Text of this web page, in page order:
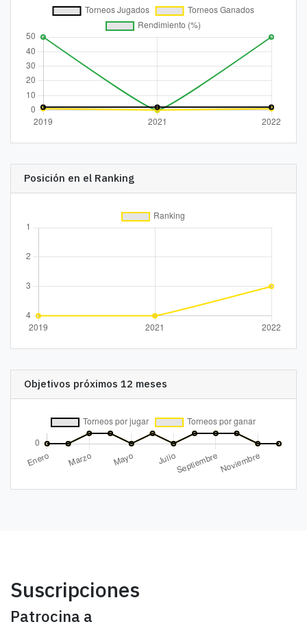
Posición en el Ranking
Objetivos próximos 12 meses
Suscripciones
Patrocina a